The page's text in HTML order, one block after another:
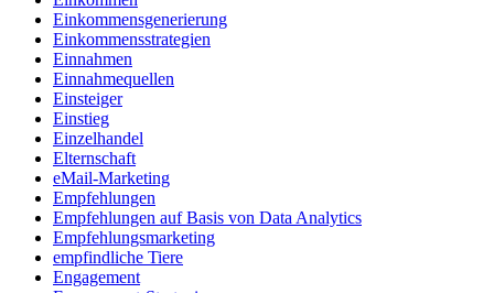
Einkommensgenerierung
Einkommensstrategien
Einnahmen
Einnahmequellen
Einsteiger
Einstieg
Einzelhandel
Elternschaft
eMail-Marketing
Empfehlungen
Empfehlungen auf Basis von Data Analytics
Empfehlungsmarketing
empfindliche Tiere
Engagement